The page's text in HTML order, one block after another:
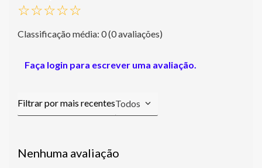
☆☆☆☆☆
Classificação média: 0(0 avaliações)
Faça login para escrever uma avaliação.
Todos
Nenhuma avaliação